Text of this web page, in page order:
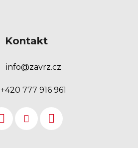
Kontakt
info@zavrz.cz
+420 777 916 961